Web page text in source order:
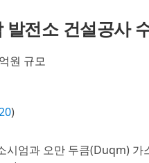
전소 건설공사
원 규모
)
시엄과 오만 두큼(Duqm) 가